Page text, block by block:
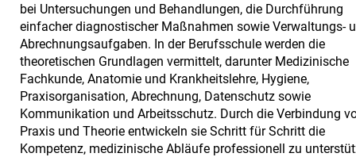
bei Untersuchungen und Behandlungen, die Durchführung
einfacher diagnostischer Maßnahmen sowie Verwaltungs-
Abrechnungsaufgaben. In der Berufsschule werden die
theoretischen Grundlagen vermittelt, darunter Medizinische
Fachkunde, Anatomie und Krankheitslehre, Hygiene,
Praxisorganisation, Abrechnung, Datenschutz sowie
Kommunikation und Arbeitsschutz. Durch die Verbindung
Praxis und Theorie entwickeln sie Schritt für Schritt die
Kompetenz, medizinische Abläufe professionell zu